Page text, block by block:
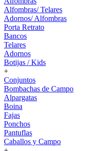
Alfombras/ Telares
Adornos/ Alfombras
Porta Retrato
Bancos
Telares
Adornos
Botijas / Kids
+
Conjuntos
Bombachas de Campo
Alpargatas
Boina
Fajas
Ponchos
Pantuflas
Caballos y Campo